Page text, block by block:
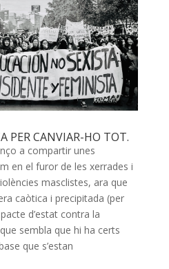
PER CANVIAR-HO TOT.
a compartir unes
en el furor de les xerrades i
masclistes, ara que
caòtica i precipitada (per
d’estat contra la
sembla que hi ha certs
que s’estan